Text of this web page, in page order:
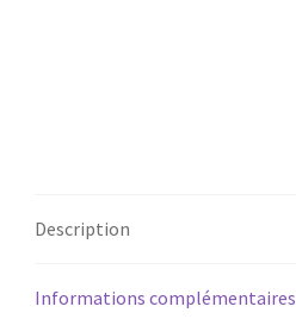
Description
Informations complémentaires